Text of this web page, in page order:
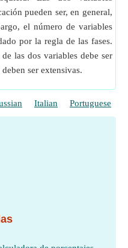
pueden ser, en general,
el número de variables
por la regla de las fases.
las dos variables debe ser
ser extensivas.
Italian Portuguese